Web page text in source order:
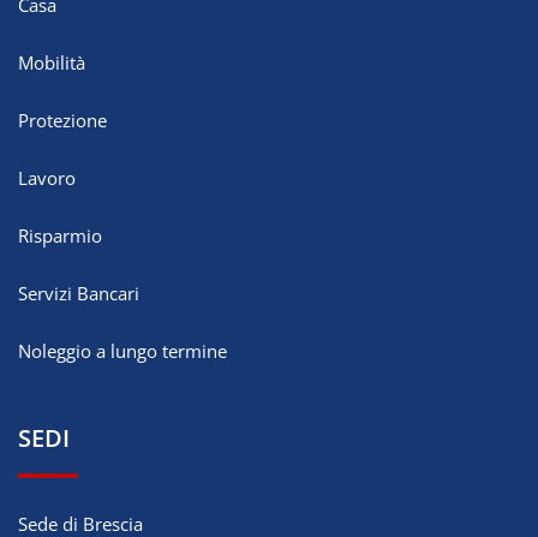
Mobilità
Protezione
Lavoro
Risparmio
Servizi Bancari
Noleggio a lungo termine
SEDI
Sede di Brescia